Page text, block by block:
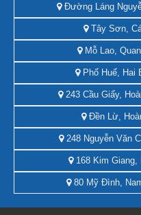
Đường Láng
Tây Sơn,
Mỗ Lao,
Phố Huế, Hai
243 Cầu Giấy,
Đền Lừ,
248 Nguyễn Văn
168 Kim Giang,
80 Mỹ Đình,